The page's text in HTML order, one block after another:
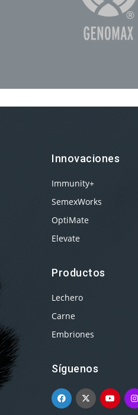
Innovaciones
Immunity+
SemexWorks
OptiMate
Elevate
Productos
Lechero
Carne
Embriones
Síguenos